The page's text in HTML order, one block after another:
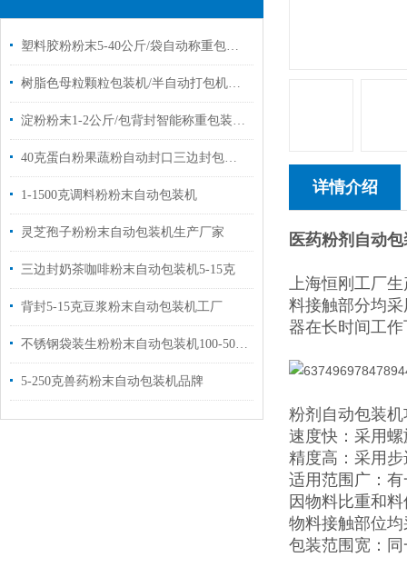
塑料胶粉粉末5-40公斤/袋自动称重包装机设备
树脂色母粒颗粒包装机/半自动打包机厂家定制
淀粉粉末1-2公斤/包背封智能称重包装机报价
40克蛋白粉果蔬粉自动封口三边封包装机品牌
1-1500克调料粉粉末自动包装机
灵芝孢子粉粉末自动包装机生产厂家
三边封奶茶咖啡粉末自动包装机5-15克
背封5-15克豆浆粉末自动包装机工厂
不锈钢袋装生粉粉末自动包装机100-500克
5-250克兽药粉末自动包装机品牌
详情介绍
医药粉剂自动
上海恒刚工厂
料接触部分均
器在长时间工
粉剂自动包装机
速度快：采用
精度高：采用
适用范围广：
因物料比重和
物料接触部位
包装范围宽：